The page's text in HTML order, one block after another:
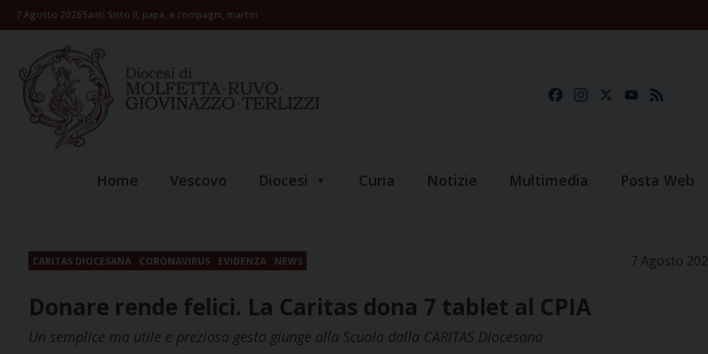
Skip7 Agosto 2026Santi Sisto II, papa, e compagni, martiri
FacebookInstagramYouTube
Home Vescovo Diocesi Curia Notizie Multimedia Posta Web
CARITAS DIOCESANA CORONAVIRUS EVIDENZA NEWS 7 Agosto
Donare rende felici. La Caritas dona 7 tablet al CPIA
Un semplice ma utile e prezioso gesto giunge alla Scuola dalla CARITAS Diocesana